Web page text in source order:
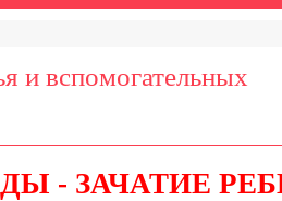
и вспомогательных
- ЗАЧАТИЕ